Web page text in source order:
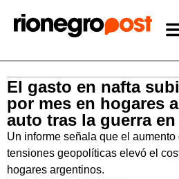
El gasto en nafta
por mes en hogares
auto tras la guerra
Un informe señala que el
tensiones geopolíticas elevó el
hogares argentinos.